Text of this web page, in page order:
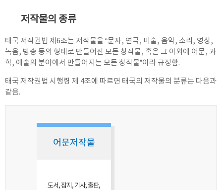
저작물의 종류
태국 저작권법 제6조는 저작물을 “문자, 연극, 미술, 음악, 소리, 영상,
녹음, 방송 등의 형태로 만들어진 모든 창작물, 혹은 그 이외에 어문, 과
학, 예술의 분야에서 만들어지는 모든 창작물”이라 규정함.
태국 저작권법 시행령 제 4조에 따르면 태국의 저작물의 분류는 다음과
같음.
어문저작물
도서, 잡지, 기사, 출판,